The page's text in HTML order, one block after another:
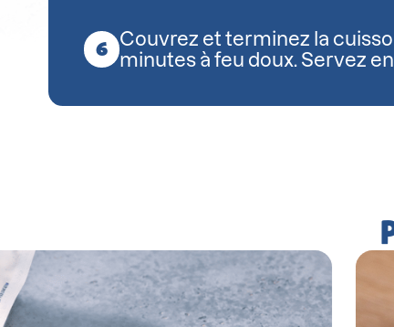
Couvrez et terminez la
minutes à feu doux. Servez